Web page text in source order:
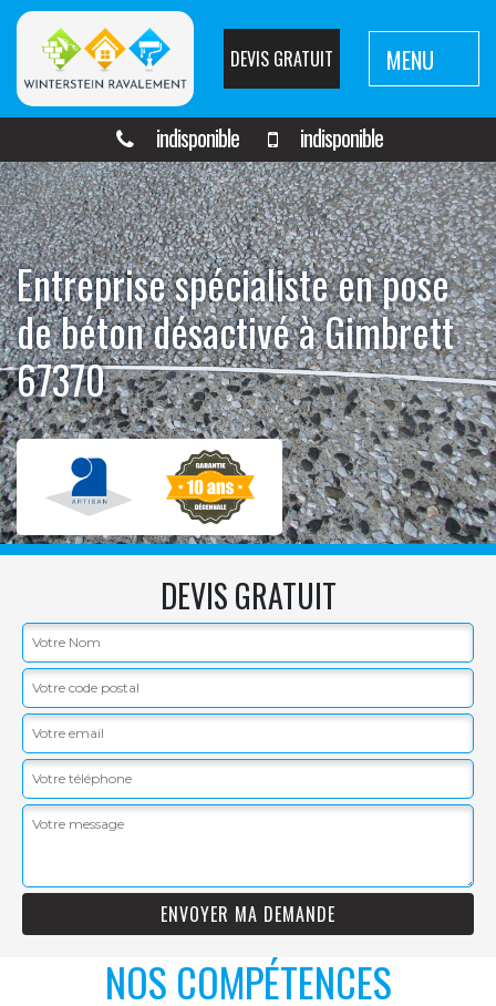
DEVIS GRATUIT MENU
indisponible indisponible
Entreprise spécialiste en pose
de béton désactivé à Gimbrett
67370
DEVIS GRATUIT
NOS COMPÉTENCES